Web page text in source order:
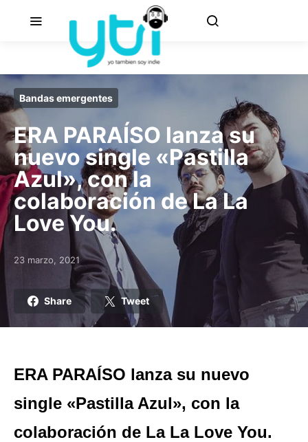
Bandas emergentes
ERA PARAÍSO lanza su
nuevo single «Pastilla
Azul», con la
colaboración de La La
Love You.
Posted on
23 marzo, 2021
Share Tweet
ERA PARAÍSO lanza su nuevo
single «Pastilla Azul», con la
colaboración de La La Love You.